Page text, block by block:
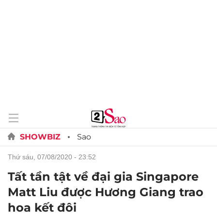
SHOWBIZ Sao
thứ sáu, 07/08/2020 - 23:52
Tất tần tật về đại gia Singapore
Matt Liu được Hương Giang trao
hoa kết đôi